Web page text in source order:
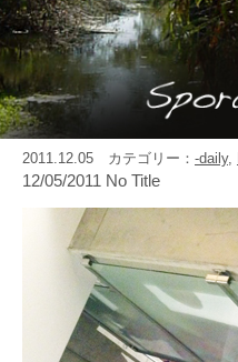
2011.12.05 カテゴリー： -daily,
12/05/2011 No Title